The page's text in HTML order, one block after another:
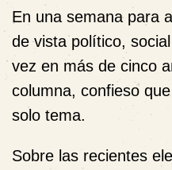
En una semana para
de vista político,
vez en más de cinco
columna, confieso
solo tema.
Sobre las recientes